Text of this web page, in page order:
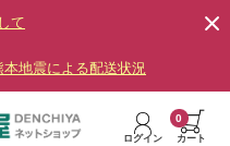
て
本地震による配送状況
ログイン カート
0